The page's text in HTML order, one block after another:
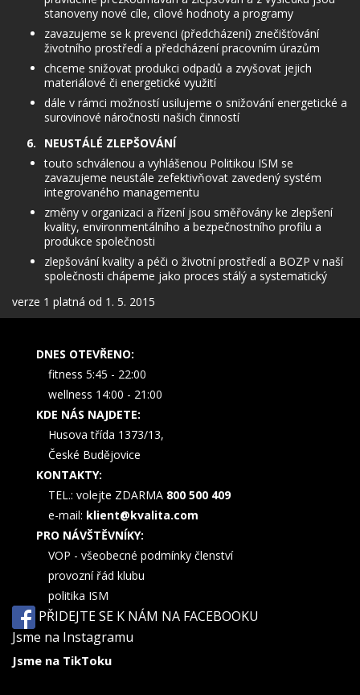
stanoveny nové cíle, cílové hodnoty a programy
zavazujeme se k prevenci (předcházení) znečišťování
životního prostředí a předcházení pracovním úrazům
chceme snižovat produkci odpadů a zvyšovat jejich
materiálové či energetické využití
dále v rámci možností usilujeme o snižování energetické a
surovinové náročnosti našich činností
NEUSTÁLÉ ZLEPŠOVÁNÍ
touto schválenou a vyhlášenou Politikou ISM se
zavazujeme neustále zefektivňovat zavedený systém
integrovaného managementu
změny v organizaci a řízení jsou směřovány ke zlepšení
kvality, environmentálního a bezpečnostního profilu a
produkce společnosti
zlepšování kvality a péči o životní prostředí a BOZP v naší
společnosti chápeme jako proces stálý a systematický
verze 1 platná od 1. 5. 2015
DNES OTEVŘENO:
fitness 5:45 - 22:00
wellness 14:00 - 21:00
KDE NÁS NAJDETE:
Husova třída 1373/13,
České Budějovice
KONTAKTY:
TEL.: volejte ZDARMA 800 500 409
e-mail: klient@kvalita.com
PRO NÁVŠTĚVNÍKY:
VOP - všeobecné podmínky členství
provozní řád klubu
politika ISM
PŘIDEJTE SE K NÁM NA FACEBOOKU
Jsme na Instagramu
Jsme na TikToku